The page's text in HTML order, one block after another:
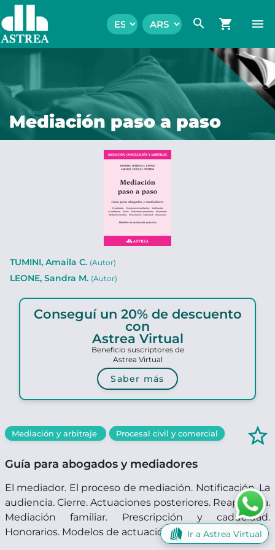
search shopping_cart menu
Mediación paso a paso
TUMINI, Amaila C. (Autor)
LEONE, Sandra M. (Autor)
Conseguí un 20% de descuento
con
Astrea Virtual
Beneficio suscriptores de
Astrea Virtual
Saber más
Mediación y arbitraje Procesal civil y comercial star_border
Guía para abogados y mediadores
El mediador. El proceso de mediación. Notificación. La
audiencia. Cierre. Actuaciones posteriores. Reapertura.
Mediación familiar. Prescripción y caducidad.
Honorarios. Modelos de actuación práctica.Ir a Astrea Virtual